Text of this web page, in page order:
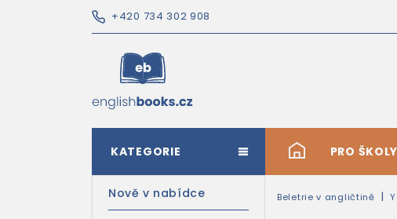
+420 734 302 908
# PRO ŠKOLY
KATEGORIE
Nově v nabídce Beletrie v angličtině